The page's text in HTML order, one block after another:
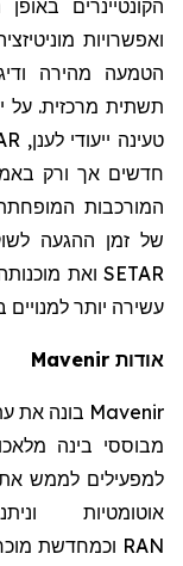
הקונטיינרים
ואפשרויות
הטמעה מהירה
תשתית מרכזית. על
טעינה ייעודי לענן,
חדשים אך ורק
המורכבות
של זמן ההגעה
SETAR ואת
עשירה יותר למנויים
אודות Mavenir
Mavenir בונה את
מבוססי בינה
למפעילים לממש את
אוטומטיות
RAN וכמחדשת